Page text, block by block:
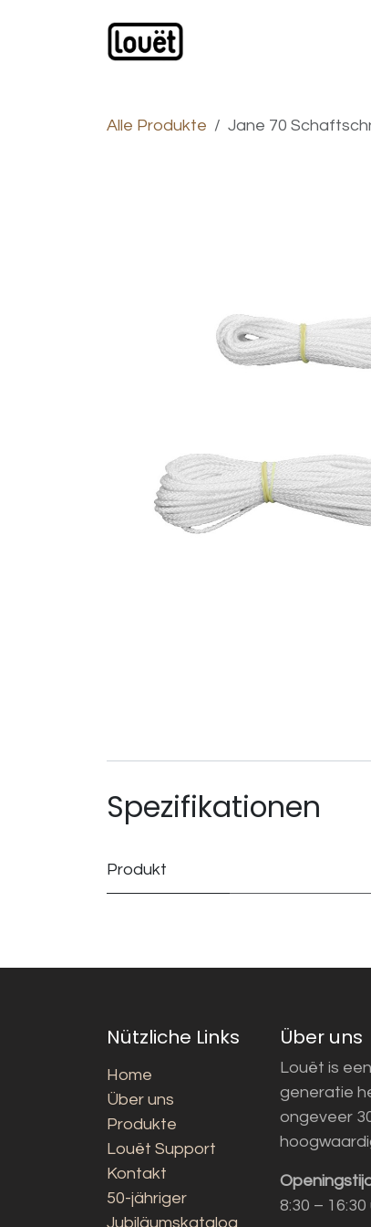
Alle Produkte Jane 70
Spezifikationen
Produkt
Nützliche Links
Home
Über uns
Produkte
Louët Support
Kontakt
50-jähriger
Jubiläumskatalog
Über uns
Louët is
generatie
ongeveer
8:30 – 16:30